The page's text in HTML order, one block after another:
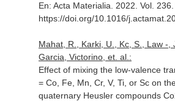
En: Acta Materialia . 2022. Vol.
https://doi.org/10.1016/
Mahat, R., Karki, U., Kc, S., Law -,
Garcia, Victorino, et. al.:
Effect of mixing the low-valence
= Co, Fe, Mn, Cr, V, Ti, or Sc on
quaternary Heusler compounds